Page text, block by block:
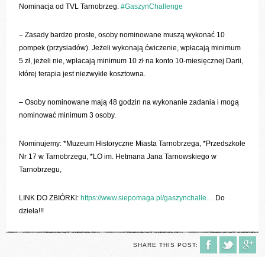
Nominacja od TVL Tarnobrzeg.#GaszynChallenge
– Zasady bardzo proste, osoby nominowane muszą wykonać 10
pompek (przysiadów). Jeżeli wykonają ćwiczenie, wpłacają minimum
5 zł, jeżeli nie, wpłacają minimum 10 zł na konto 10-miesięcznej Darii,
której terapia jest niezwykle kosztowna.
– Osoby nominowane mają 48 godzin na wykonanie zadania i mogą
nominować minimum 3 osoby.
Nominujemy: *Muzeum Historyczne Miasta Tarnobrzega, *Przedszkole
Nr 17 w Tarnobrzegu, *LO im. Hetmana Jana Tarnowskiego w
Tarnobrzegu,
LINK DO ZBIÓRKI: https://www.siepomaga.pl/gaszynchalle… Do
dzieła!!!
SHARE THIS POST: